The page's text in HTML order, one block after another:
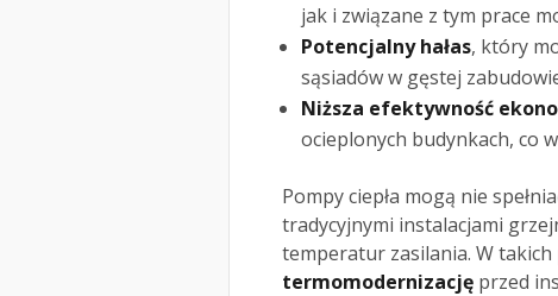
jak i związane z tym prace
Potencjalny hałas, który
sąsiadów w gęstej
Niższa efektywność
ocieplonych budynkach, co
Pompy ciepła mogą nie
tradycyjnymi instalacjami
temperatur zasilania. W
termomodernizację przed